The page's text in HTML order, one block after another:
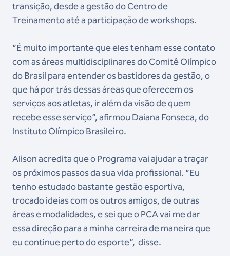
transição, desde a gestão do Centro de
Treinamento até a participação de workshops.
“É muito importante que eles tenham esse contato
com as áreas multidisciplinares do Comitê Olímpico
do Brasil para entender os bastidores da gestão, o
que há por trás dessas áreas que oferecem os
serviços aos atletas, ir além da visão de quem
recebe esse serviço”, afirmou Daiana Fonseca, do
Instituto Olímpico Brasileiro.
Alison acredita que o Programa vai ajudar a traçar
os próximos passos da sua vida profissional. “Eu
tenho estudado bastante gestão esportiva,
trocado ideias com os outros amigos, de outras
áreas e modalidades, e sei que o PCA vai me dar
essa direção para a minha carreira de maneira que
eu continue perto do esporte”, disse.